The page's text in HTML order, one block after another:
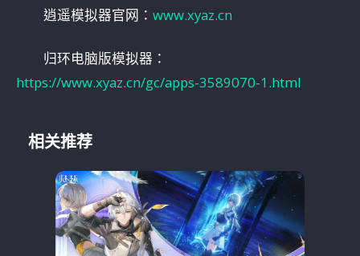
逍遥模拟器官网： www.xyaz.cn
归环电脑版模拟器：
https://www.xyaz.cn/gc/apps-3589070-1.html
相关推荐